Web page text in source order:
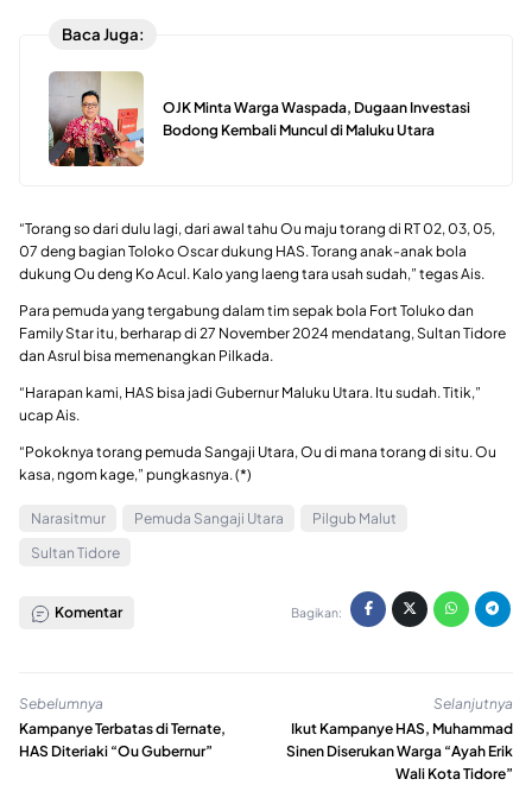
Baca Juga:
OJK Minta Warga Waspada, Dugaan Investasi
Bodong Kembali Muncul di Maluku Utara
“Torang so dari dulu lagi, dari awal tahu Ou maju torang di RT 02, 03, 05,
07 deng bagian Toloko Oscar dukung HAS. Torang anak-anak bola
dukung Ou deng Ko Acul. Kalo yang laeng tara usah sudah,” tegas Ais.
Para pemuda yang tergabung dalam tim sepak bola Fort Toluko dan
Family Star itu, berharap di 27 November 2024 mendatang, Sultan Tidore
dan Asrul bisa memenangkan Pilkada.
“Harapan kami, HAS bisa jadi Gubernur Maluku Utara. Itu sudah. Titik,”
ucap Ais.
“Pokoknya torang pemuda Sangaji Utara, Ou di mana torang di situ. Ou
kasa, ngom kage,” pungkasnya. (*)
Narasitmur Pemuda Sangaji Utara
Pilgub Malut
Sultan Tidore
Komentar Bagikan:
Sebelumnya
Kampanye Terbatas di Ternate,
HAS Diteriaki “Ou Gubernur”
Selanjutnya
Ikut Kampanye HAS, Muhammad
Sinen Diserukan Warga “Ayah Erik
Wali Kota Tidore”